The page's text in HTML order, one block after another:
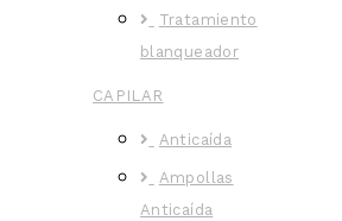
Tratamiento
blanqueador
CAPILAR
Anticaída
Ampollas
Anticaída